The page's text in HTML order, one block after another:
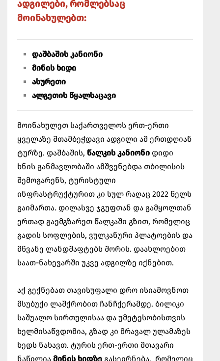
ადგილები, რომლებსაც
მოინახულებთ:
დაშბაშის კანიონი
მინის ხიდი
ასურეთი
ალგეთის წყალსაცავი
მოინახულეთ საქართველოს ერთ-ერთი
ყველაზე შთამბეჭდავი ადგილი ამ ერთდღიან
ტურზე. დაშბაშის, წალკის კანიონი დიდი
ხნის განმავლობაში ამშვენებდა თბილისის
შემოგარენს, ტურისტული
ინფრასტრუქტურით კი სულ რაღაც 2022 წელს
გაიმართა. დილასვე ჯგუფთან და გამყოლთან
ერთად გაემგზარეთ წალკაში გზით, რომელიც
გადის სოფლების, ვულკანური პლატოების და
მწვანე ლანდშაფტებს შორის. დაახლოებით
საათ-ნახევარში უკვე ადგილზე იქნებით.
აქ გექნებათ თავისუფალი დრო ისიამოვნოთ
მსუბუქი ლაშქრობით ჩანჩქერამდე. ბილიკი
საშუალო სირთულისაა და უმეტესობისთვის
ხელმისაწვდომია, გზად კი მრავალ ულამაზეს
ხედს ნახავთ. ტურის ერთ-ერთი მთავარი
ნაწილია მინის ხიდზე გასეირნება, რომელიც